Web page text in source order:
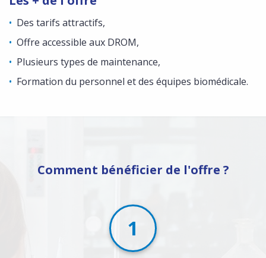
Des tarifs attractifs,
Offre accessible aux DROM,
Plusieurs types de maintenance,
Formation du personnel et des équipes biomédicale.
Comment bénéficier de l'offre ?
1